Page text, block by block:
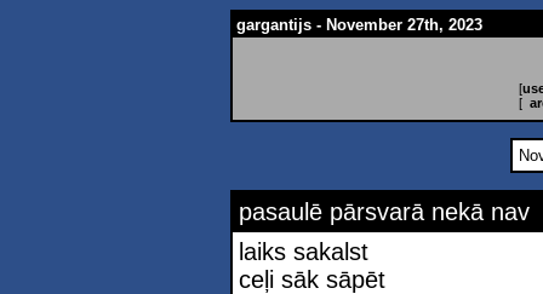
gargantijs - November 27th, 2023
[
[
pasaulē pārsvarā nekā nav
laiks sakalst
ceļi sāk sāpēt